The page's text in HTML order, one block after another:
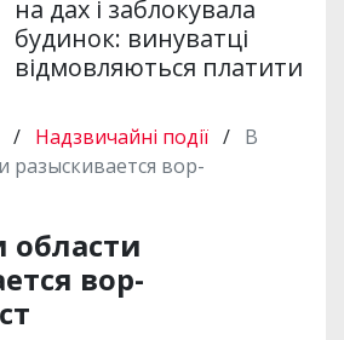
на дах і заблокувала
будинок: винуватці
відмовляються платити
/ Надзвичайні події / В
разыскивается вор-
области
вор-